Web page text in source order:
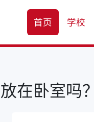
首页 学校
在卧室吗？